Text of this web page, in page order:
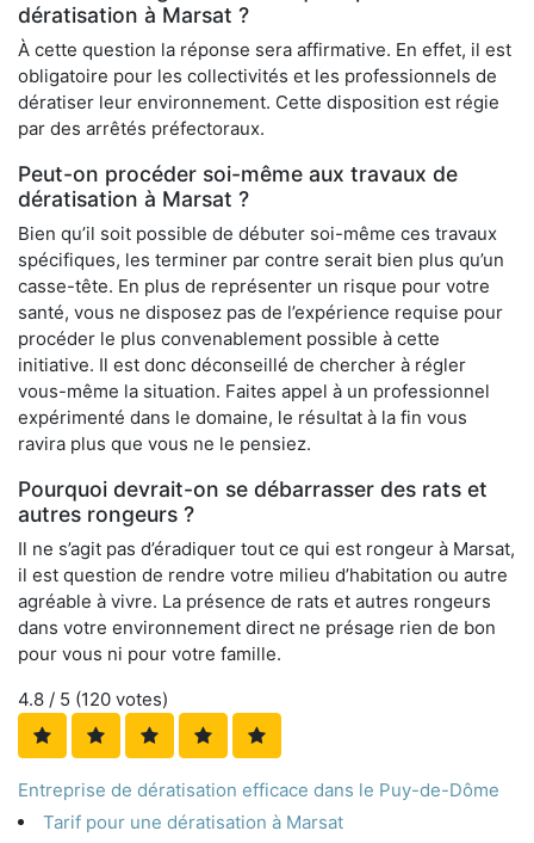
dératisation à Marsat ?
À cette question la réponse sera affirmative. En effet, il est
obligatoire pour les collectivités et les professionnels de
dératiser leur environnement. Cette disposition est régie
par des arrêtés préfectoraux.
Peut-on procéder soi-même aux travaux de
dératisation à Marsat ?
Bien qu’il soit possible de débuter soi-même ces travaux
spécifiques, les terminer par contre serait bien plus qu’un
casse-tête. En plus de représenter un risque pour votre
santé, vous ne disposez pas de l’expérience requise pour
procéder le plus convenablement possible à cette
initiative. Il est donc déconseillé de chercher à régler
vous-même la situation. Faites appel à un professionnel
expérimenté dans le domaine, le résultat à la fin vous
ravira plus que vous ne le pensiez.
Pourquoi devrait-on se débarrasser des rats et
autres rongeurs ?
Il ne s’agit pas d’éradiquer tout ce qui est rongeur à Marsat,
il est question de rendre votre milieu d’habitation ou autre
agréable à vivre. La présence de rats et autres rongeurs
dans votre environnement direct ne présage rien de bon
pour vous ni pour votre famille.
4.8 / 5 (120 votes)
Entreprise de dératisation efficace dans le Puy-de-Dôme
Tarif pour une dératisation à Marsat